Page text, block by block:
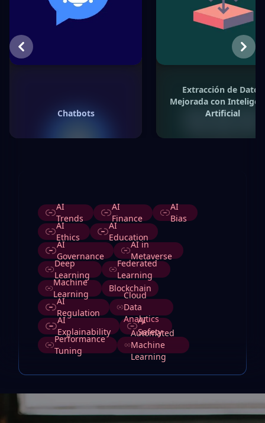
Previous Next
Chatbots
Extracción de Datos
Mejorada con
Artificial
AI
Trends
AI
Finance
AI
Bias
AI
Ethics
AI
Education
AI
Governance
AI in
Metaverse
Deep
Learning
Federated
Learning
Machine
Learning
Blockchain
AI
Regulation
Cloud
Data
Analytics
AI
Explainability
AI
Safety
Performance
Tuning
Automated
Machine
Learning